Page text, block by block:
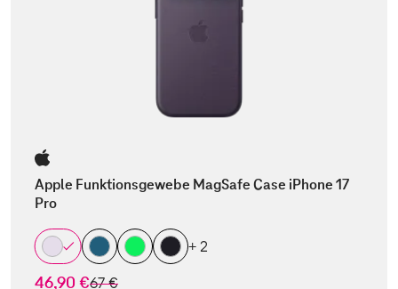
Apple Funktionsgewebe MagSafe Case iPhone 17
Pro
+ 2
46,90 €statt
67 €